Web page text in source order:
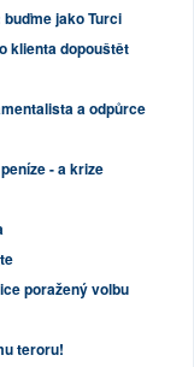
jako Turci
klienta dopouštět
a odpůrce
- a krize
poražený volbu
teroru!